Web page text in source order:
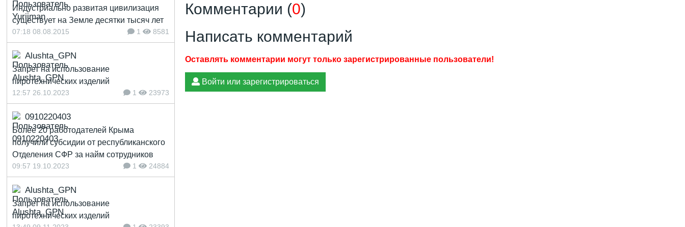
Комментарии (0)
Написать комментарий
Войти или зарегистрироваться
Индустриально развитая цивилизация
существует на Земле десятки тысяч лет
07:18 08.08.2015 1 8581
Alushta_GPN
Запрет на использование
пиротехнических изделий
12:57 26.10.2023 1 23973
0910220403
Более 20 работодателей Крыма
получили субсидии от республиканского
Отделения СФР за найм сотрудников
09:57 19.10.2023 1 24884
Alushta_GPN
Запрет на использование
пиротехнических изделий